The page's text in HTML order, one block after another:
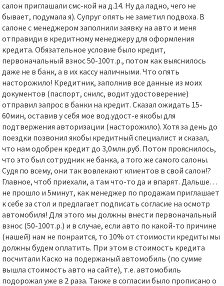
салон приглашали смс-кой на д.14. Ну да ладно, чего не
бывает, подумала я). Супруг опять не заметил подвоха. В
салоне с менеджером заполнили заявку на авто и меня
отправиди в кредитному менеджеру для оформления
кредита. Обязательное условие было кредит,
первоначальный взнос 50-100т.р., потом как выяснилось
даже не в банк, а в их кассу наличными. Что опять
насторожило! Кредитник, заполнив все данные из моих
документов (паспорт, снилс, водит.удостоверение)
отправил запрос в банки на кредит. Сказал ожидать 15-
60мин, оставив у себя мое вод.удост-е якобы для
подтвержения авторизации (насторожило). Хотя за день до
поездки позвонил якобы кредитный специалист и сказал,
что нам одобрен кредит до 3,0млн.руб. Потом прояснилось,
что это был сотрудник не банка, а того же самого салоны.
Судя по всему, они так вовлекают клиентов в свой салон!?
Главное, чтоб приехали, а там что-то да и впарят. Дальше…
не прошло и 5минут, как менеджер по продажам приглашает
к себе за стол и предлагает подписать согласие на осмотр
автомобиля! Для этого мы должны внести первоначальный
взнос (50-100т.р.) и в случае, если авто по какой-то причине
(нашей) нам не понраится, то 10% от стоимости кредиты мы
должны будем оплатить. При этом в стоимость кредита
посчитали Каско на подержаный автомобиль (по сумме
вышла стоимость авто на сайте), т.е. автомобиль
подорожал уже в 2 раза. Также в согласии было прописано о